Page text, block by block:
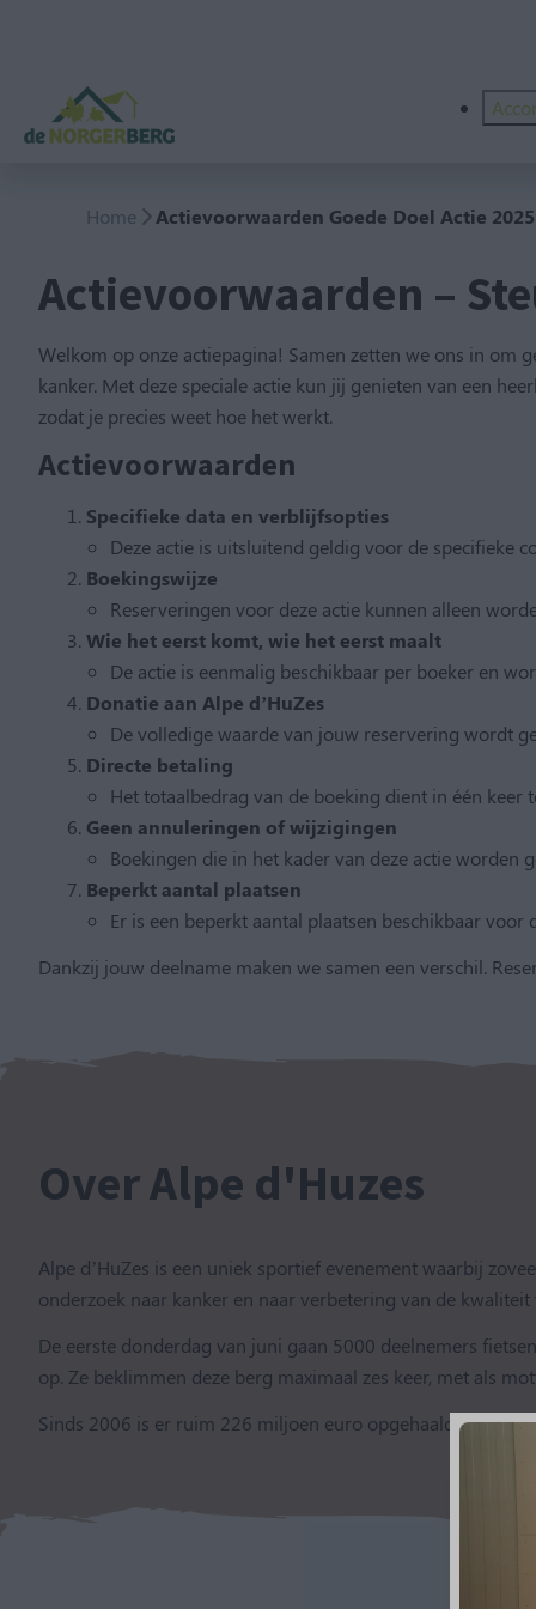
Home Actievoorwaarden Goede Doel Actie 2025
Actievoorwaarden –
Welkom op onze actiepagina! Samen zetten we ons in om
kanker. Met deze speciale actie kun jij genieten van een
zodat je precies weet hoe het werkt.
Actievoorwaarden
Specifieke data en verblijfsopties
Deze actie is uitsluitend geldig voor de specifieke
Boekingswijze
Reserveringen voor deze actie kunnen alleen
Wie het eerst komt, wie het eerst maalt
De actie is eenmalig beschikbaar per boeker en
Donatie aan Alpe d’HuZes
De volledige waarde van jouw reservering wordt
Directe betaling
Het totaalbedrag van de boeking dient in één
Geen annuleringen of wijzigingen
Boekingen die in het kader van deze actie
Beperkt aantal plaatsen
Er is een beperkt aantal plaatsen beschikbaar voor
Dankzij jouw deelname maken we samen een verschil.
Over Alpe d'Huzes
Alpe d’HuZes is een uniek sportief evenement waarbij
onderzoek naar kanker en naar verbetering van de
De eerste donderdag van juni gaan 5000 deelnemers
op. Ze beklimmen deze berg maximaal zes keer, met als
Sinds 2006 is er ruim 226 miljoen euro opgehaald.